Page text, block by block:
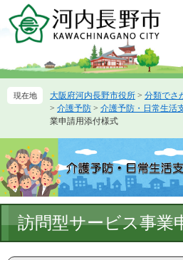
ー
先
ニ
を
文
へ
大阪府河内長野市役所 > 分類でさ
> 介護予防 > 介護予防・日常生活
業申請用添付様式
文
訪問型サービス事業